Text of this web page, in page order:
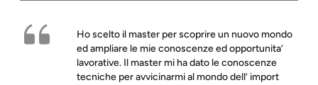
Ho scelto il master per scoprire un nuovo mondo
ed ampliare le mie conoscenze ed opportunita’
lavorative. Il master mi ha dato le conoscenze
tecniche per avvicinarmi al mondo dell’ import